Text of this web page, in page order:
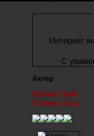
Интернет
С
Актер
Колин Грей
Coleen Gray